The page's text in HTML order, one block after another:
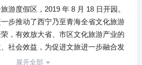
游度假区，2019 年 8 月 18 日开园。
步推动了西宁乃至青海全省文化旅游
，有效放大省、市区文化旅游产业的
社会效益，为促进文旅进一步融合发
幸福西宁”“秘境湟中”旅游品牌添上浓墨
展开全部